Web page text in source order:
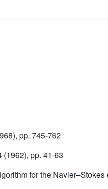
pp. 745-762
(1962), pp. 41-63
for the Navier–Stokes